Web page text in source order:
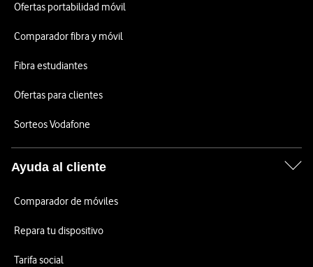
Ofertas portabilidad móvil
Comparador fibra y móvil
Fibra estudiantes
Ofertas para clientes
Sorteos Vodafone
Ayuda al cliente
Comparador de móviles
Repara tu dispositivo
Tarifa social